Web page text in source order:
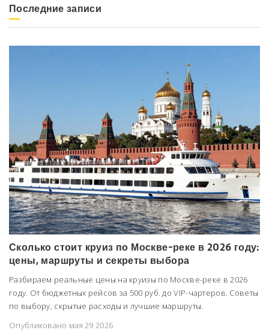
Последние записи
Сколько стоит круиз по Москве-реке в 2026 году:
цены, маршруты и секреты выбора
Разбираем реальные цены на круизы по Москве-реке в 2026
году. От бюджетных рейсов за 500 руб. до VIP-чартеров. Советы
по выбору, скрытые расходы и лучшие маршруты.
Опубликовано мая 29 2026